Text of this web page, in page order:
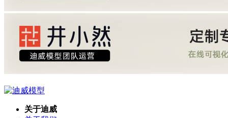
关于迪威